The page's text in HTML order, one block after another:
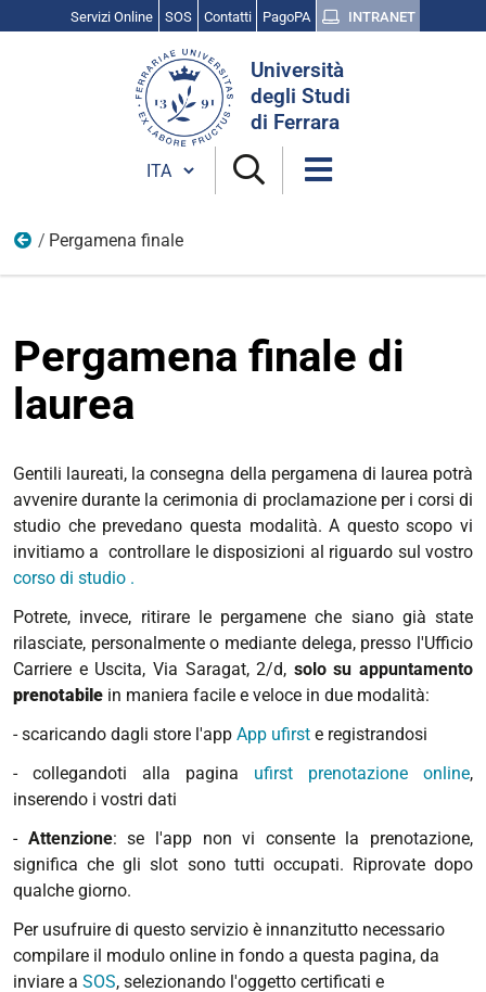
Servizi Online SOS Contatti PagoPA INTRANET
Università
degli Studi
di Ferrara
Cambia lingua
Laurearsi
Pergamena finale
Pergamena finale di
laurea
Gentili laureati, la consegna della pergamena di laurea potrà
avvenire durante la cerimonia di proclamazione per i corsi di
studio che prevedano questa modalità. A questo scopo vi
invitiamo a controllare le disposizioni al riguardo sul vostro
corso di studio .
Potrete, invece, ritirare le pergamene che siano già state
rilasciate, personalmente o mediante delega, presso l'Ufficio
Carriere e Uscita, Via Saragat, 2/d, solo su appuntamento
prenotabile in maniera facile e veloce in due modalità:
- scaricando dagli store l'app App ufirst e registrandosi
- collegandoti alla pagina ufirst prenotazione online,
inserendo i vostri dati
- Attenzione: se l'app non vi consente la prenotazione,
significa che gli slot sono tutti occupati. Riprovate dopo
qualche giorno.
Per usufruire di questo servizio è innanzitutto necessario
compilare il modulo online in fondo a questa pagina, da
inviare a SOS, selezionando l'oggetto certificati e